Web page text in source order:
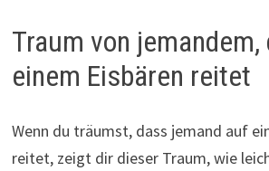
Traum von
einem Eisbären reitet
Wenn du träumst, dass jemand auf
reitet, zeigt dir dieser Traum, wie